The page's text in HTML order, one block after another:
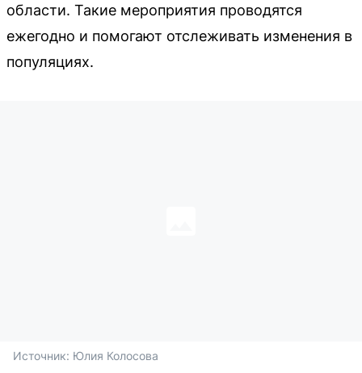
области. Такие мероприятия проводятся
ежегодно и помогают отслеживать изменения в
популяциях.
Источник: Юлия Колосова